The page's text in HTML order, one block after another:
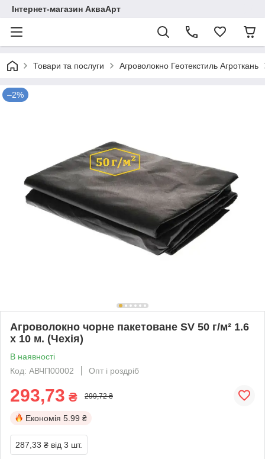
Інтернет-магазин АкваАрт
Товари та послуги Агроволокно Геотекстиль Агроткань
–2%
Агроволокно чорне пакетоване SV 50 г/м² 1.6
х 10 м. (Чехія)
В наявності
Код: АВЧП00002
Опт і роздріб
293,73 ₴ 299,72 ₴
Економія 5.99 ₴
287,33 ₴ від 3 шт.